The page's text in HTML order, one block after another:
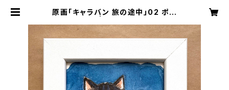
原画「キャラバン 旅の途中」02 ポス
猫や透明堂